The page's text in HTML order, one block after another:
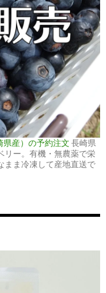
県産）の予約注文 長崎県
リー。有機・無農薬で栄
まま冷凍して産地直送で